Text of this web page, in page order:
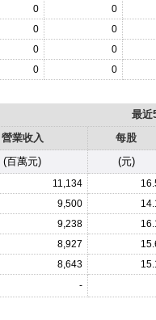
0
0
0
0
0
0
0
0
最近
營業收入
每股
(百萬元)
(元)
11,134
9,500
9,238
8,927
8,643
-